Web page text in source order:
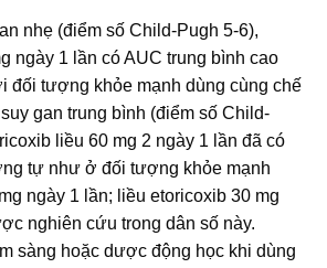
nhẹ (điểm số Child-Pugh 5-6),
ngày 1 lần có AUC trung bình cao
đối tượng khỏe mạnh dùng cùng chế
gan trung bình (điểm số Child-
liều 60 mg 2 ngày 1 lần đã có
tự như ở đối tượng khỏe mạnh
ngày 1 lần; liều etoricoxib 30 mg
nghiên cứu trong dân số này.
sàng hoặc dược động học khi dùng